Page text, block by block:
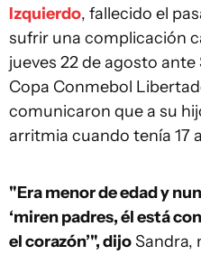
Izquierdo, fallecido el
sufrir una complicación
jueves 22 de agosto ante
Copa Conmebol
comunicaron que a su
arritmia cuando tenía 17
"Era menor de edad y
‘miren padres, él está
el corazón’", dijoSandra,